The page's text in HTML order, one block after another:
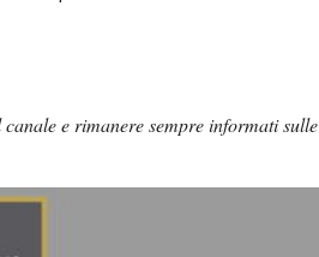
e rimanere sempre informati sulle